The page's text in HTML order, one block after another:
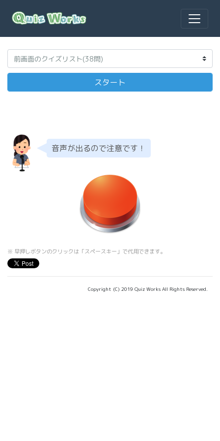
音声が出るので注意です！
※ 早押しボタンのクリックは「スペースキー」で代用できます。
Copyright (C) 2019 Quiz Works All Rights Reserved.